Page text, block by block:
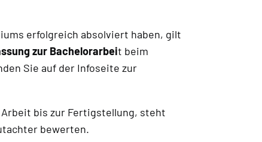
erfolgreich absolviert haben, gilt
zur Bachelorarbeit beim
Sie auf der Infoseite zur
bis zur Fertigstellung, steht
bewerten.